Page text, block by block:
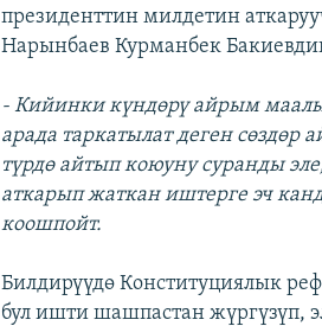
президенттин милдетин
Нарынбаев Курманбек
- Кийинки күндөрү айрым
арада таркатылат деген
түрдө айтып коюуну суранды
аткарып жаткан иштерге эч
коошпойт.
Билдирүүдө Конституциялык
бул ишти шашпастан жүргүзүп,